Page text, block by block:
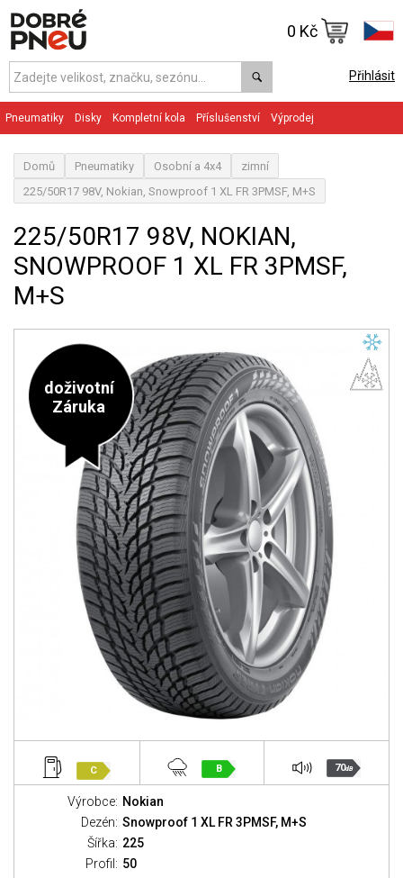
Přihlásit
0 Kč
Pneumatiky Disky Kompletní kola Příslušenství Výprodej
Domů Pneumatiky Osobní a 4x4
zimní
225/50R17 98V, Nokian, Snowproof 1 XL FR 3PMSF, M+S
225/50R17 98V, NOKIAN,
SNOWPROOF 1 XL FR 3PMSF,
M+S
doživotní
Záruka
C B 70dB
Výrobce: Nokian
Dezén: Snowproof 1 XL FR 3PMSF, M+S
Šířka: 225
Profil: 50